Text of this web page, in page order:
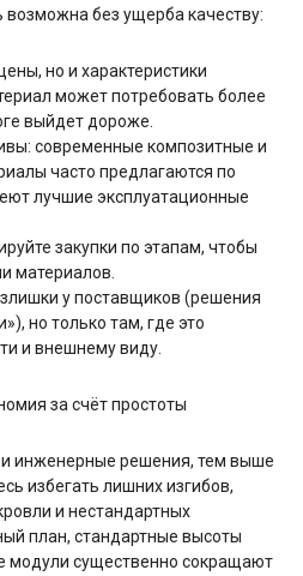
без ущерба качеству:
но и характеристики
может потребовать более
выйдет дороже.
современные композитные и
часто предлагаются по
лучшие эксплуатационные
закупки по этапам, чтобы
материалов.
у поставщиков (решения
но только там, где это
и внешнему виду.
за счёт простоты
инженерные решения, тем выше
избегать лишних изгибов,
и нестандартных
план, стандартные высоты
модули существенно сокращают